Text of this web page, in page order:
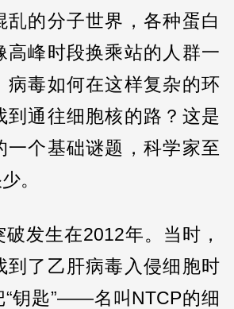
乱的分子世界，各种蛋白
高峰时段换乘站的人群一
病毒如何在这样复杂的环
到通往细胞核的路？这是
一个基础谜题，科学家至
。
发生在2012年。当时，
到了乙肝病毒入侵细胞时
“钥匙”——名叫NTCP的细